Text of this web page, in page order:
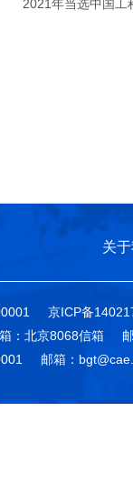
2021年当选中国工
关
京ICP备
：北京8068信箱
邮箱：